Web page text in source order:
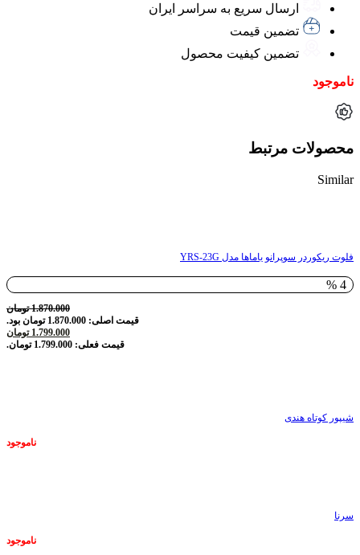
ارسال سریع به سراسر ایران
تضمین قیمت
تضمین کیفیت محصول
ناموجود
محصولات مرتبط
Similar
فلوت ریکوردر سوپرانو یاماها مدل YRS-23G
4 %
1.870.000 تومان
قیمت اصلی: 1.870.000 تومان بود.
1.799.000 تومان
قیمت فعلی: 1.799.000 تومان.
شیپور کوتاه هندی
ناموجود
سرنا
ناموجود